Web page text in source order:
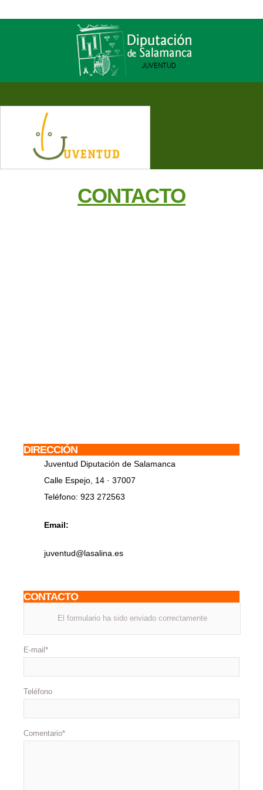
CONTACTO
DIRECCIÓN
Juventud Diputación de Salamanca
Calle Espejo, 14 · 37007
Teléfono: 923 272563
Email:
juventud@lasalina.es
CONTACTO
El formulario ha sido enviado correctamente
E-mail*
Teléfono
Comentario*